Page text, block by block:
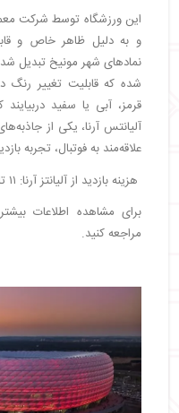
این ورزشگاه توسط شرکت
و به دلیل ظاهر خاص و
شده که قابلیت تغییر رنگ
قرمز، آبی یا سفید
آلیانتس آرنا، یکی از
علاقه‌مند به فوتبال، تجربه
هزینه بازدید از آلیانتز آرنا: ۱۱ تا ۲۵ یورو
برای مشاهده اطلاعات
مراجعه کنید.